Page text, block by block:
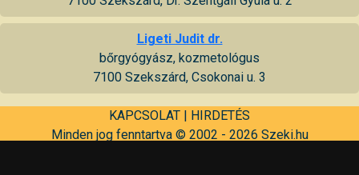
Ligeti Judit dr.
bőrgyógyász, kozmetológus
7100 Szekszárd, Csokonai u. 3
KAPCSOLAT | HIRDETÉS
Minden jog fenntartva © 2002 - 2026 Szeki.hu